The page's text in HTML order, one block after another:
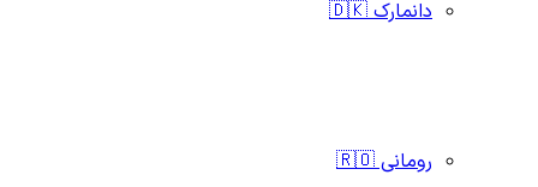
دانمارک 🇩🇰
رومانی 🇷🇴